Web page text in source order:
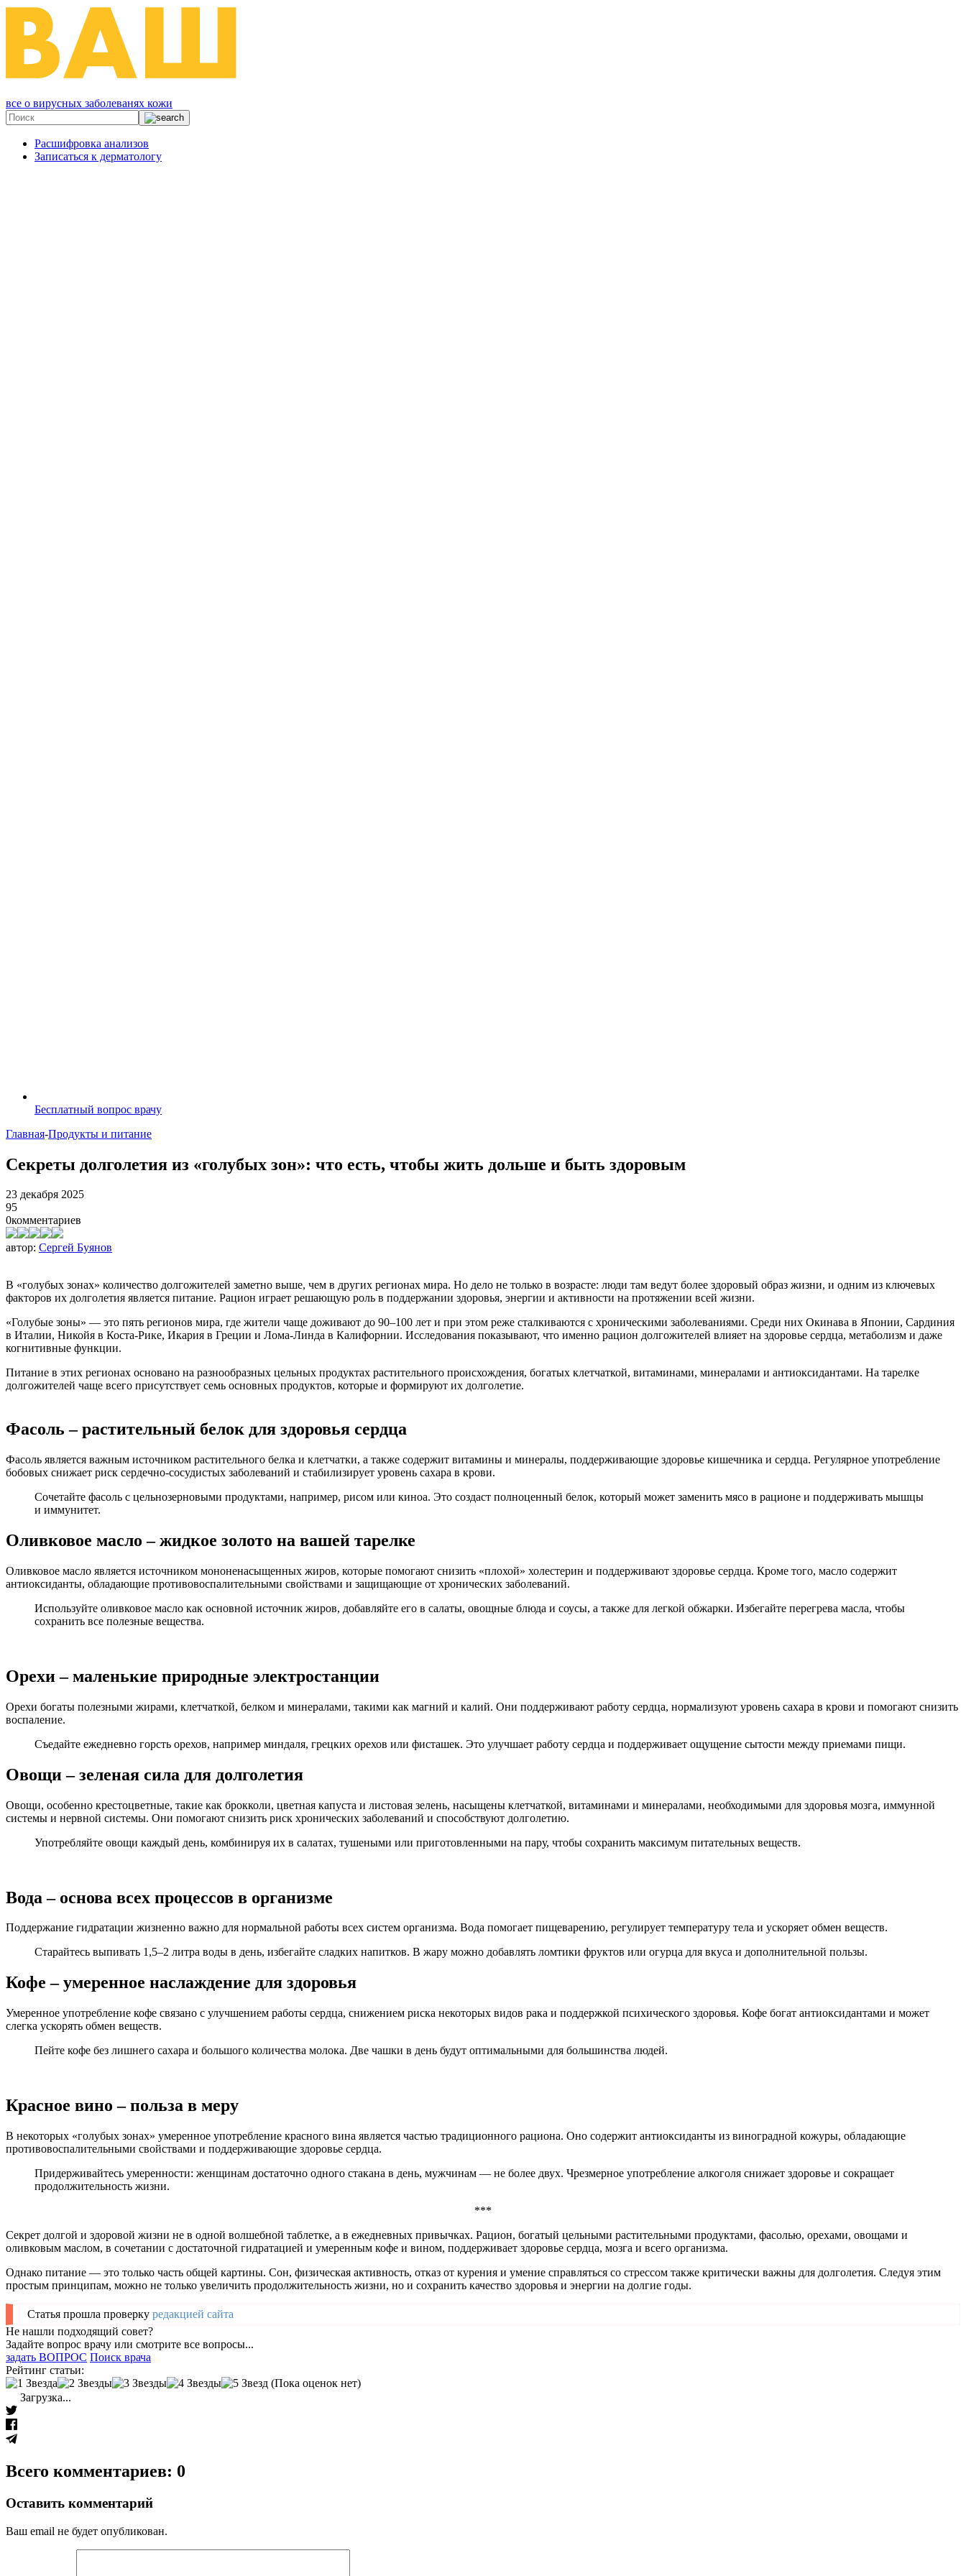
все о вирусных заболеванях кожи
Расшифровка анализов
Записаться к дерматологу
Бесплатный вопрос врачу
Главная-Продукты и питание
Секреты долголетия из «голубых зон»: что есть, чтобы жить дольше и быть здоровым
23 декабря 2025
95
0комментариев
автор: Сергей Буянов
В «голубых зонах» количество долгожителей заметно выше, чем в других регионах мира. Но дело не только в возрасте: люди там ведут более здоровый образ жизни, и одним из ключевых
факторов их долголетия является питание. Рацион играет решающую роль в поддержании здоровья, энергии и активности на протяжении всей жизни.
«Голубые зоны» — это пять регионов мира, где жители чаще доживают до 90–100 лет и при этом реже сталкиваются с хроническими заболеваниями. Среди них Окинава в Японии, Сардиния
в Италии, Никойя в Коста-Рике, Икария в Греции и Лома-Линда в Калифорнии. Исследования показывают, что именно рацион долгожителей влияет на здоровье сердца, метаболизм и даже
когнитивные функции.
Питание в этих регионах основано на разнообразных цельных продуктах растительного происхождения, богатых клетчаткой, витаминами, минералами и антиоксидантами. На тарелке
долгожителей чаще всего присутствует семь основных продуктов, которые и формируют их долголетие.
Фасоль – растительный белок для здоровья сердца
Фасоль является важным источником растительного белка и клетчатки, а также содержит витамины и минералы, поддерживающие здоровье кишечника и сердца. Регулярное употребление
бобовых снижает риск сердечно-сосудистых заболеваний и стабилизирует уровень сахара в крови.
Сочетайте фасоль с цельнозерновыми продуктами, например, рисом или киноа. Это создаст полноценный белок, который может заменить мясо в рационе и поддерживать мышцы
и иммунитет.
Оливковое масло – жидкое золото на вашей тарелке
Оливковое масло является источником мононенасыщенных жиров, которые помогают снизить «плохой» холестерин и поддерживают здоровье сердца. Кроме того, масло содержит
антиоксиданты, обладающие противовоспалительными свойствами и защищающие от хронических заболеваний.
Используйте оливковое масло как основной источник жиров, добавляйте его в салаты, овощные блюда и соусы, а также для легкой обжарки. Избегайте перегрева масла, чтобы
сохранить все полезные вещества.
Орехи – маленькие природные электростанции
Орехи богаты полезными жирами, клетчаткой, белком и минералами, такими как магний и калий. Они поддерживают работу сердца, нормализуют уровень сахара в крови и помогают снизить
воспаление.
Съедайте ежедневно горсть орехов, например миндаля, грецких орехов или фисташек. Это улучшает работу сердца и поддерживает ощущение сытости между приемами пищи.
Овощи – зеленая сила для долголетия
Овощи, особенно крестоцветные, такие как брокколи, цветная капуста и листовая зелень, насыщены клетчаткой, витаминами и минералами, необходимыми для здоровья мозга, иммунной
системы и нервной системы. Они помогают снизить риск хронических заболеваний и способствуют долголетию.
Употребляйте овощи каждый день, комбинируя их в салатах, тушеными или приготовленными на пару, чтобы сохранить максимум питательных веществ.
Вода – основа всех процессов в организме
Поддержание гидратации жизненно важно для нормальной работы всех систем организма. Вода помогает пищеварению, регулирует температуру тела и ускоряет обмен веществ.
Старайтесь выпивать 1,5–2 литра воды в день, избегайте сладких напитков. В жару можно добавлять ломтики фруктов или огурца для вкуса и дополнительной пользы.
Кофе – умеренное наслаждение для здоровья
Умеренное употребление кофе связано с улучшением работы сердца, снижением риска некоторых видов рака и поддержкой психического здоровья. Кофе богат антиоксидантами и может
слегка ускорять обмен веществ.
Пейте кофе без лишнего сахара и большого количества молока. Две чашки в день будут оптимальными для большинства людей.
Красное вино – польза в меру
В некоторых «голубых зонах» умеренное употребление красного вина является частью традиционного рациона. Оно содержит антиоксиданты из виноградной кожуры, обладающие
противовоспалительными свойствами и поддерживающие здоровье сердца.
Придерживайтесь умеренности: женщинам достаточно одного стакана в день, мужчинам — не более двух. Чрезмерное употребление алкоголя снижает здоровье и сокращает
продолжительность жизни.
***
Секрет долгой и здоровой жизни не в одной волшебной таблетке, а в ежедневных привычках. Рацион, богатый цельными растительными продуктами, фасолью, орехами, овощами и
оливковым маслом, в сочетании с достаточной гидратацией и умеренным кофе и вином, поддерживает здоровье сердца, мозга и всего организма.
Однако питание — это только часть общей картины. Сон, физическая активность, отказ от курения и умение справляться со стрессом также критически важны для долголетия. Следуя этим
простым принципам, можно не только увеличить продолжительность жизни, но и сохранить качество здоровья и энергии на долгие годы.
Статья прошла проверку редакцией сайта
Не нашли подходящий совет?
Задайте вопрос врачу или смотрите все вопросы...
задать ВОПРОС Поиск врача
Рейтинг статьи:
(Пока оценок нет)
Загрузка...
Всего комментариев: 0
Оставить комментарий
Ваш email не будет опубликован.